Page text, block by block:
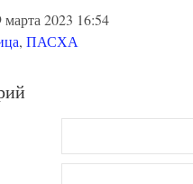
марта 2023 16:54
, ПАСХА